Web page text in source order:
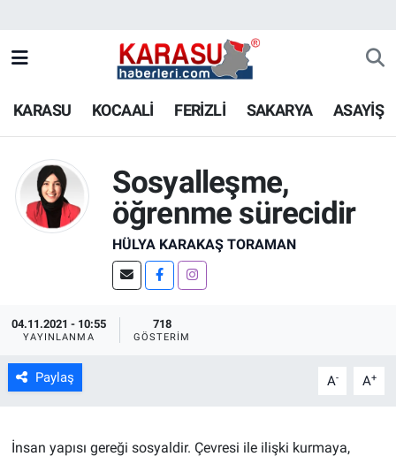
KARASU KOCAALİ FERİZLİ SAKARYA ASAYİŞ
Sosyalleşme,
öğrenme sürecidir
HÜLYA KARAKAŞ TORAMAN
04.11.2021 - 10:55
YAYINLANMA
718
GÖSTERIM
Paylaş A- A+
İnsan yapısı gereği sosyaldir. Çevresi ile ilişki kurmaya,